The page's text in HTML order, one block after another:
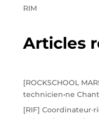
RIM
Articles
[ROCKSCHOOL
technicien•ne Chant
[RIF]